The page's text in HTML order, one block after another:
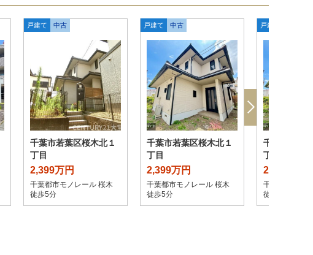
戸建て 中古
千葉市若葉区桜木北１
丁目
2,399万円
千葉都市モノレール 桜木
徒歩5分
戸建て 中古
千葉市若葉区桜木北１
丁目
2,399万円
千葉都市モノレール 桜木
徒歩5分
戸建て
千葉市若葉
丁目
2,399万円
千葉都市モノ
徒歩5分